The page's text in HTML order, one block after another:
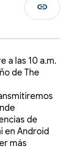
link
a las 10 a.m.
de The
de
en Android
más